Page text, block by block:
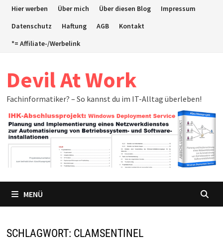
ZumHier werben Über mich Über diesen Blog
Impressum
Datenschutz
Haftung AGB
Kontakt
*= Affiliate-/Werbelink
Devil At Work
Fachinformatiker? – So kannst du im IT-Alltag überleben!
MENÜ
SCHLAGWORT: CLAMSENTINEL